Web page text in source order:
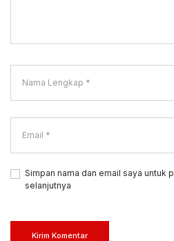
Simpan nama dan email saya untuk
selanjutnya
Kirim Komentar